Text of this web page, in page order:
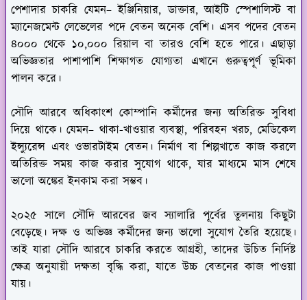
পেশাদার চাকরি যেমন– ইঞ্জিনিয়ার, ডাক্তার, আইটি স্পেশালিস্ট বা
ম্যানেজমেন্ট লেভেলের পদে বেতন অনেক বেশি। এসব পদের বেতন
৪০০০ থেকে ১০,০০০ রিয়াল বা তারও বেশি হতে পারে। এছাড়া
অভিজ্ঞতার পাশাপাশি শিক্ষাগত যোগ্যতা এখানে গুরুত্বপূর্ণ ভূমিকা
পালন করে।
সৌদি আরবে অধিকাংশ কোম্পানি কর্মীদের জন্য অতিরিক্ত সুবিধা
দিয়ে থাকে। যেমন– থাকা-খাওয়ার ব্যবস্থা, পরিবহন খরচ, মেডিকেল
ইন্স্যুরেন্স এবং ওভারটাইম বেতন। নির্মাণ বা শিল্পখাতে কাজ করলে
অতিরিক্ত সময় কাজ করার সুযোগ থাকে, যার মাধ্যমে মাস শেষে
ভালো অঙ্কের ইনকাম করা সম্ভব।
২০২৫ সালে সৌদি আরবের জব স্যালারি পূর্বের তুলনায় কিছুটা
বেড়েছে। দক্ষ ও অভিজ্ঞ কর্মীদের জন্য ভালো সুযোগ তৈরি হয়েছে।
তাই যারা সৌদি আরবে চাকরি করতে আগ্রহী, তাদের উচিত নির্দিষ্ট
ক্ষেত্র অনুযায়ী দক্ষতা বৃদ্ধি করা, যাতে উচ্চ বেতনের কাজ পাওয়া
যায়।